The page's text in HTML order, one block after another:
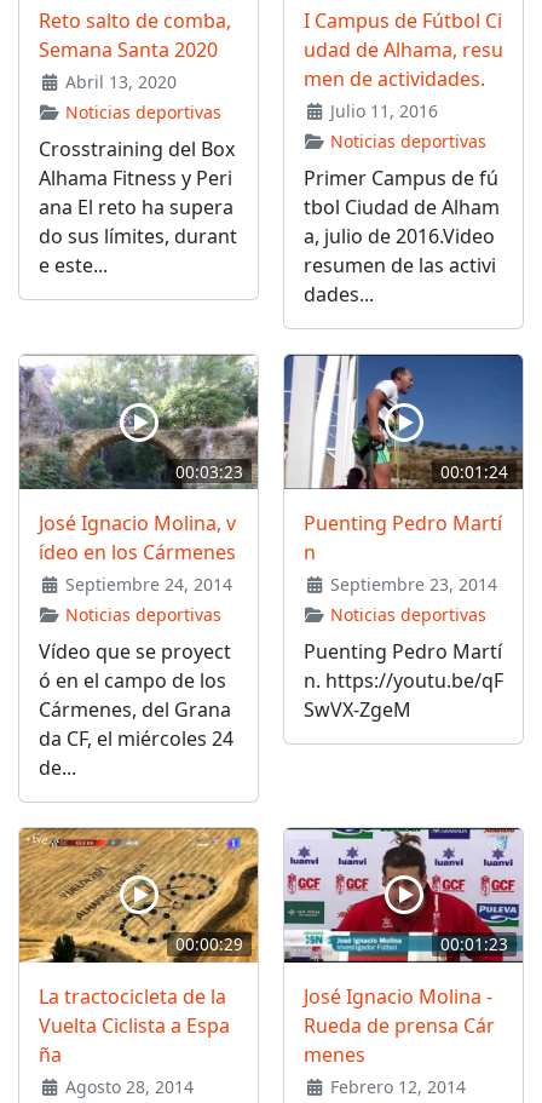
Reto salto de comba,
Semana Santa 2020
Abril 13, 2020
Noticias deportivas
Crosstraining del Box
Alhama Fitness y Peri
ana El reto ha supera
do sus límites, durant
e este...
I Campus de Fútbol Ci
udad de Alhama, resu
men de actividades.
Julio 11, 2016
Noticias deportivas
Primer Campus de fú
tbol Ciudad de Alham
a, julio de 2016.Video
resumen de las activi
dades...
00:03:23
José Ignacio Molina, v
ídeo en los Cármenes
Septiembre 24, 2014
Noticias deportivas
Vídeo que se proyect
ó en el campo de los
Cármenes, del Grana
da CF, el miércoles 24
de...
00:01:24
Puenting Pedro Martí
n
Septiembre 23, 2014
Noticias deportivas
Puenting Pedro Martí
n. https://youtu.be/qF
SwVX-ZgeM
00:00:29
La tractocicleta de la
Vuelta Ciclista a Espa
ña
Agosto 28, 2014
00:01:23
José Ignacio Molina -
Rueda de prensa Cár
menes
Febrero 12, 2014